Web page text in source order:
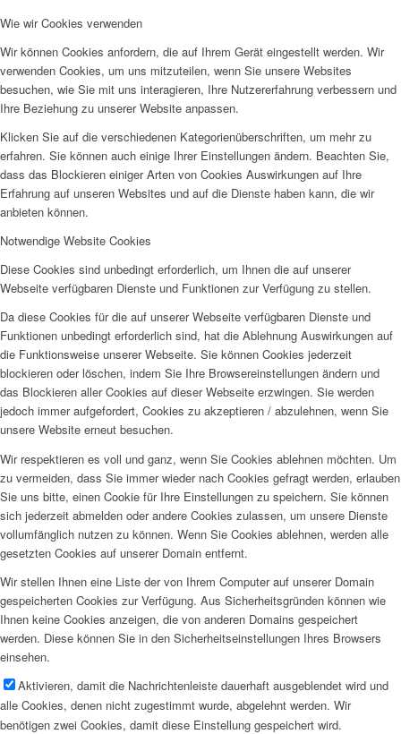
Wie wir Cookies verwenden
Wir können Cookies anfordern, die auf Ihrem Gerät eingestellt werden. Wir
verwenden Cookies, um uns mitzuteilen, wenn Sie unsere Websites
besuchen, wie Sie mit uns interagieren, Ihre Nutzererfahrung verbessern und
Ihre Beziehung zu unserer Website anpassen.
Klicken Sie auf die verschiedenen Kategorienüberschriften, um mehr zu
erfahren. Sie können auch einige Ihrer Einstellungen ändern. Beachten Sie,
dass das Blockieren einiger Arten von Cookies Auswirkungen auf Ihre
Erfahrung auf unseren Websites und auf die Dienste haben kann, die wir
anbieten können.
Notwendige Website Cookies
Diese Cookies sind unbedingt erforderlich, um Ihnen die auf unserer
Webseite verfügbaren Dienste und Funktionen zur Verfügung zu stellen.
Da diese Cookies für die auf unserer Webseite verfügbaren Dienste und
Funktionen unbedingt erforderlich sind, hat die Ablehnung Auswirkungen auf
die Funktionsweise unserer Webseite. Sie können Cookies jederzeit
blockieren oder löschen, indem Sie Ihre Browsereinstellungen ändern und
das Blockieren aller Cookies auf dieser Webseite erzwingen. Sie werden
jedoch immer aufgefordert, Cookies zu akzeptieren / abzulehnen, wenn Sie
unsere Website erneut besuchen.
Wir respektieren es voll und ganz, wenn Sie Cookies ablehnen möchten. Um
zu vermeiden, dass Sie immer wieder nach Cookies gefragt werden, erlauben
Sie uns bitte, einen Cookie für Ihre Einstellungen zu speichern. Sie können
sich jederzeit abmelden oder andere Cookies zulassen, um unsere Dienste
vollumfänglich nutzen zu können. Wenn Sie Cookies ablehnen, werden alle
gesetzten Cookies auf unserer Domain entfernt.
Wir stellen Ihnen eine Liste der von Ihrem Computer auf unserer Domain
gespeicherten Cookies zur Verfügung. Aus Sicherheitsgründen können wie
Ihnen keine Cookies anzeigen, die von anderen Domains gespeichert
werden. Diese können Sie in den Sicherheitseinstellungen Ihres Browsers
einsehen.
Aktivieren, damit die Nachrichtenleiste dauerhaft ausgeblendet wird und
alle Cookies, denen nicht zugestimmt wurde, abgelehnt werden. Wir
benötigen zwei Cookies, damit diese Einstellung gespeichert wird.